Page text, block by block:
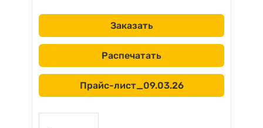
Заказать
Распечатать
Прайс-лист_09.03.26